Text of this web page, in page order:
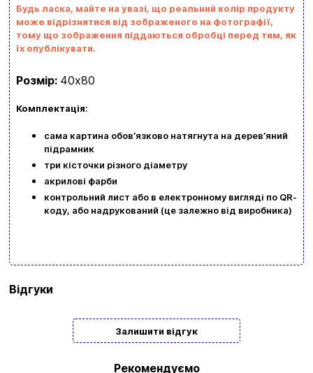
Будь ласка, майте на увазі, що реальний колір продукту
може відрізнятися від зображеного на фотографії,
тому що зображення піддаються обробці перед тим, як
їх опублікувати.
Розмір: 40х80
Комплектація:
сама картина обовʼязково натягнута на деревʼяний
підрамник
три кісточки різного діаметру
акрилові фарби
контрольний лист або в електронному вигляді по QR-
коду, або надрукований (це залежно від виробника)
Відгуки
Залишити відгук
Рекомендуємо
+380634324164
kubix.boardgames@gmail.com
UA ㅤRU